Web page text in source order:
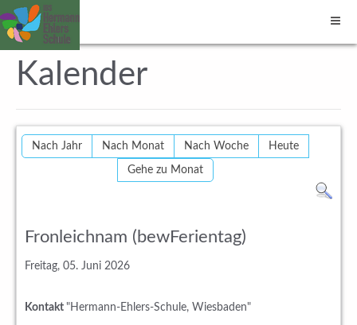
Kalender
Nach Jahr Nach Monat Nach Woche Heute
Gehe zu Monat
Fronleichnam (bewFerientag)
Freitag, 05. Juni 2026
Kontakt "Hermann-Ehlers-Schule, Wiesbaden"